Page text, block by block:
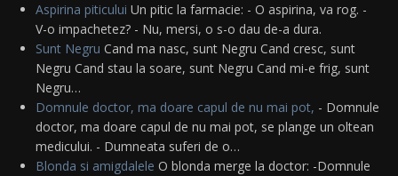
Aspirina piticului Un pitic la farmacie: - O aspirina, va rog. -
V-o impachetez? - Nu, mersi, o s-o dau de-a dura.
Sunt Negru Cand ma nasc, sunt Negru Cand cresc, sunt
Negru Cand stau la soare, sunt Negru Cand mi-e frig, sunt
Negru…
Domnule doctor, ma doare capul de nu mai pot, - Domnule
doctor, ma doare capul de nu mai pot, se plange un oltean
medicului. - Dumneata suferi de o…
Blonda si amigdalele O blonda merge la doctor: -Domnule